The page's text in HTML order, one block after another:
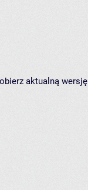
aktualną wersję